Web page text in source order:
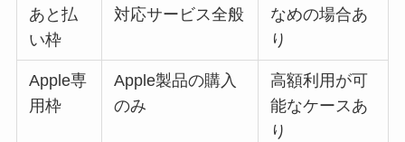
あと払
い枠
対応サービス全般
なめの場合あ
り
Apple専
用枠
Apple製品の購入
のみ
高額利用が可
能なケースあ
り